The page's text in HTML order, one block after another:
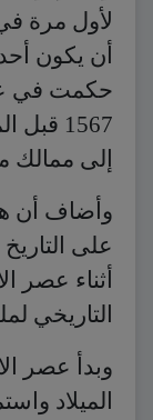
لأول مرة
أن يكون
1567
إلى ممالك
وأضاف أن
على
أثناء عصر
التاريخي